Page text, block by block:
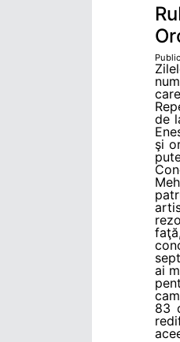
de
şi
ai
83